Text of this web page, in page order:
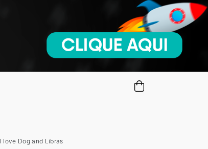
I love Dog and Libras